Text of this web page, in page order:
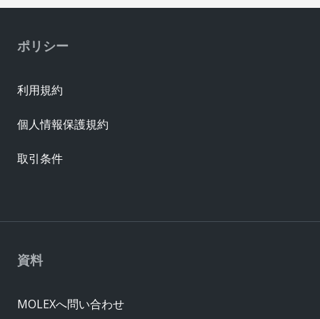
資料
MOLEXへ問い合わせ
ポリシー
利用規約
個人情報保護規約
取引条件